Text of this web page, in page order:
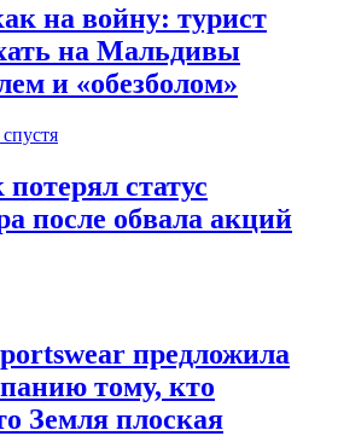
на войну: турист
на Мальдивы
и «обезболом»
статус
после обвала акций
предложила
тому, кто
Земля плоская